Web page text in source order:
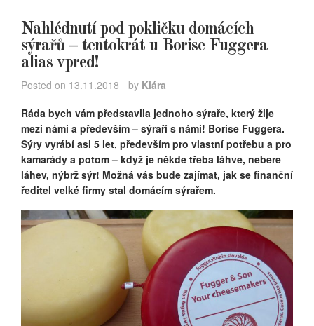
Nahlédnutí pod pokličku domácích
sýrařů – tentokrát u Borise Fuggera
alias vpred!
Posted on 13.11.2018 by Klára
Ráda bych vám představila jednoho sýraře, který žije
mezi námi a především – sýraří s námi! Borise Fuggera.
Sýry vyrábí asi 5 let, především pro vlastní potřebu a pro
kamarády a potom – když je někde třeba láhve, nebere
láhev, nýbrž sýr! Možná vás bude zajímat, jak se finanční
ředitel velké firmy stal domácím sýrařem.